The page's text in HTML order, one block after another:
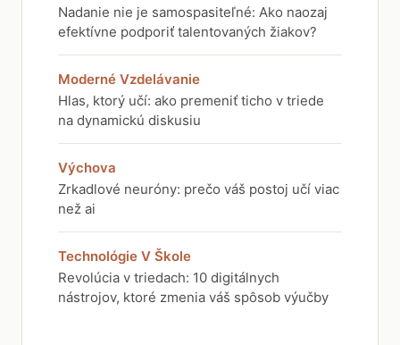
Nadanie nie je samospasiteľné: Ako naozaj
efektívne podporiť talentovaných žiakov?
Moderné Vzdelávanie
Hlas, ktorý učí: ako premeniť ticho v triede
na dynamickú diskusiu
Výchova
Zrkadlové neuróny: prečo váš postoj učí viac
než ai
Technológie V Škole
Revolúcia v triedach: 10 digitálnych
nástrojov, ktoré zmenia váš spôsob výučby